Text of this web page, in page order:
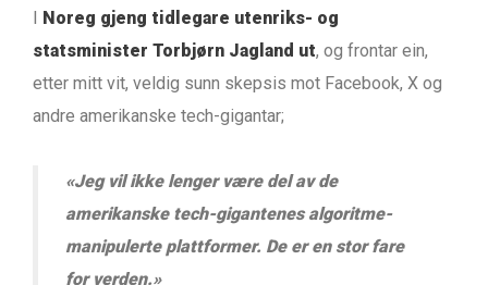
I Noreg gjeng tidlegare utenriks- og
statsminister Torbjørn Jagland ut, og frontar ein,
etter mitt vit, veldig sunn skepsis mot Facebook, X og
andre amerikanske tech-gigantar;
«Jeg vil ikke lenger være del av de
amerikanske tech-gigantenes algoritme-
manipulerte plattformer. De er en stor fare
for verden.»